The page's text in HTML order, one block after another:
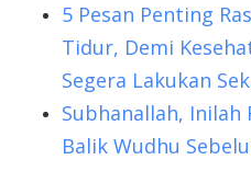
5 Pesan Penting
Tidur, Demi
Segera Lakukan
Subhanallah, Inilah
Balik Wudhu